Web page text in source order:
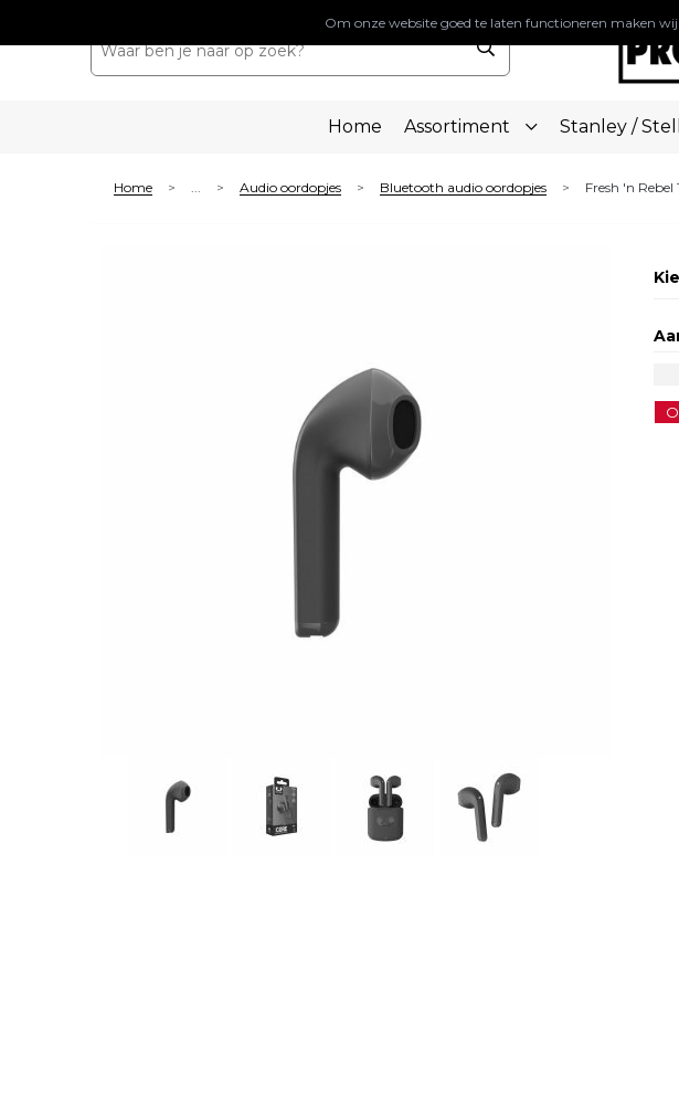
Home Assortiment Stanley /
Home > ... > Audio oordopjes > Bluetooth audio oordopjes > Fresh 'n
Om onze website goed te laten functioneren maken